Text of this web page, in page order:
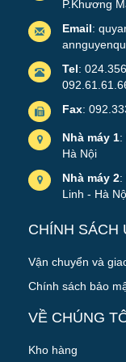
P.Khương
Email:
Tel:
Fax:
Nhà máy 1:
Hà Nội
Nhà máy 2:
Linh - Hà
CHÍNH SÁCH
Vận chuyển và
Chính sách bảo
VỀ CHÚNG
Kho hàng